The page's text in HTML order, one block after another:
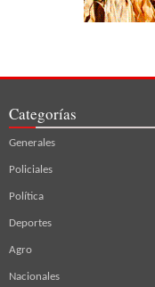
Categorías
Generales
Policiales
Política
Deportes
Agro
Nacionales